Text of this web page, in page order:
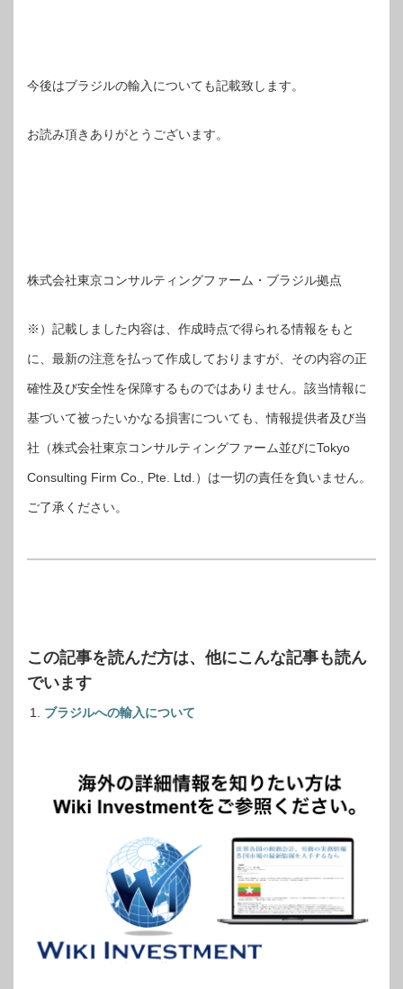
今後はブラジルの輸入についても記載致します。
お読み頂きありがとうございます。
株式会社東京コンサルティングファーム・ブラジル拠点
※）記載しました内容は、作成時点で得られる情報をもと
に、最新の注意を払って作成しておりますが、その内容の正
確性及び安全性を保障するものではありません。該当情報に
基づいて被ったいかなる損害についても、情報提供者及び当
社（株式会社東京コンサルティングファーム並びにTokyo
Consulting Firm Co., Pte. Ltd.）は一切の責任を負いません。
ご了承ください。
この記事を読んだ方は、他にこんな記事も読ん
でいます
ブラジルへの輸入について